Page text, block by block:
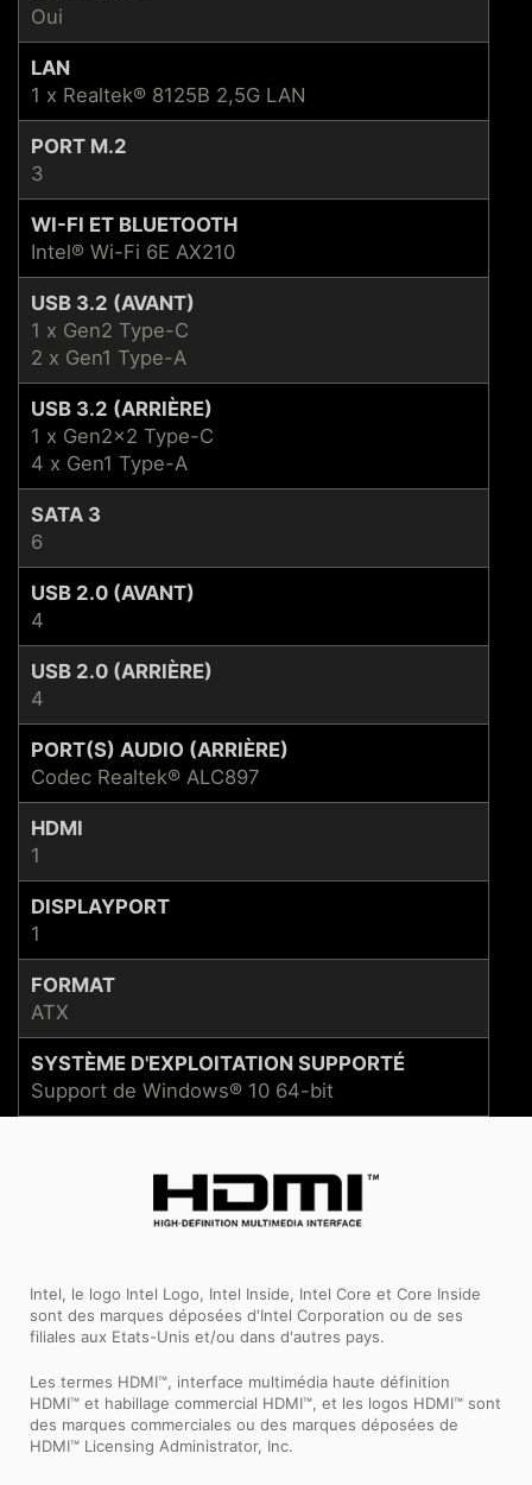
Oui
LAN
1 x Realtek® 8125B 2,5G LAN
PORT M.2
3
WI-FI ET BLUETOOTH
Intel® Wi-Fi 6E AX210
USB 3.2 (AVANT)
1 x Gen2 Type-C
2 x Gen1 Type-A
USB 3.2 (ARRIÈRE)
1 x Gen2x2 Type-C
4 x Gen1 Type-A
SATA 3
6
USB 2.0 (AVANT)
4
USB 2.0 (ARRIÈRE)
4
PORT(S) AUDIO (ARRIÈRE)
Codec Realtek® ALC897
HDMI
1
DISPLAYPORT
1
FORMAT
ATX
SYSTÈME D'EXPLOITATION SUPPORTÉ
Support de Windows® 10 64-bit
Intel, le logo Intel Logo, Intel Inside, Intel Core et Core Inside
sont des marques déposées d'Intel Corporation ou de ses
filiales aux Etats-Unis et/ou dans d'autres pays.
Les termes HDMI™, interface multimédia haute définition
HDMI™ et habillage commercial HDMI™, et les logos HDMI™ sont
des marques commerciales ou des marques déposées de
HDMI™ Licensing Administrator, Inc.